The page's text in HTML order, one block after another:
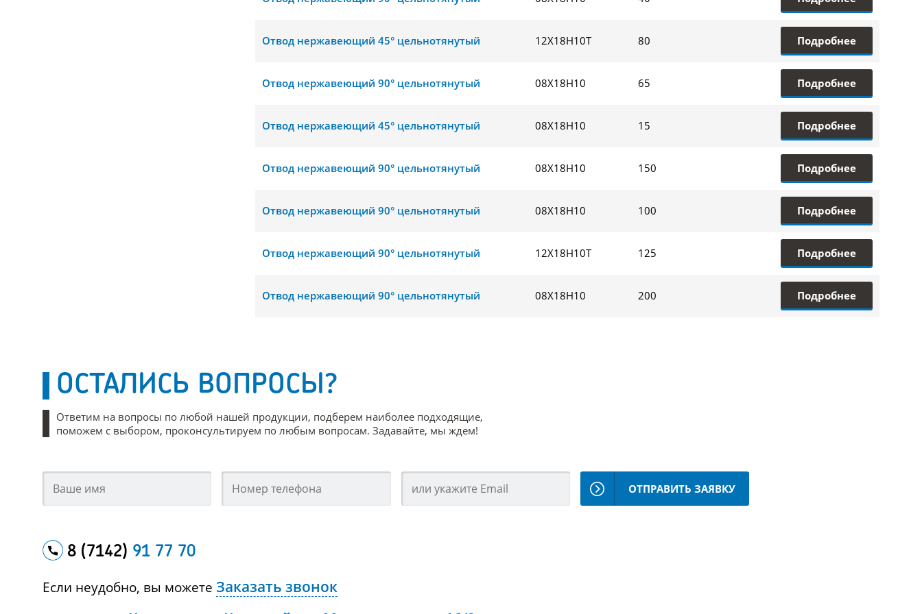
Отвод нержавеющий 45° цельнотянутый 12Х18Н10Т 80 Подробнее
Отвод нержавеющий 90° цельнотянутый 08Х18Н10 65 Подробнее
Отвод нержавеющий 45° цельнотянутый 08Х18Н10 15 Подробнее
Отвод нержавеющий 90° цельнотянутый 08Х18Н10 150 Подробнее
Отвод нержавеющий 90° цельнотянутый 08Х18Н10 100 Подробнее
Отвод нержавеющий 90° цельнотянутый 12Х18Н10Т 125 Подробнее
Отвод нержавеющий 90° цельнотянутый 08Х18Н10 200 Подробнее
ОСТАЛИСЬ ВОПРОСЫ?
Ответим на вопросы по любой нашей продукции, подберем наиболее подходящие,
поможем с выбором, проконсультируем по любым вопросам. Задавайте, мы ждем!
ОТПРАВИТЬ ЗАЯВКУ
8 (7142) 91 77 70
Если неудобно, вы можете Заказать звонок